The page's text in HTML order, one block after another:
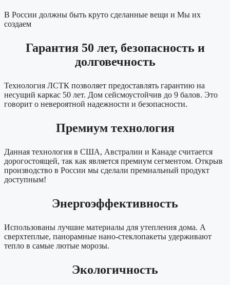
В России должны быть круто сделанные вещи и Мы их
создаем
Гарантия 50 лет, безопасность и
долговечность
Технология ЛСТК позволяет предоставлять гарантию на
несущий каркас 50 лет. Дом сейсмоустойчив до 9 балов. Это
говорит о невероятной надежности и безопасности.
Премиум технология
Данная технология в США, Австралии и Канаде считается
дорогостоящей, так как является премиум сегментом. Открыв
производство в России мы сделали премиальный продукт
доступным!
Энергоэффективность
Использованы лучшие материалы для утепления дома. А
сверхтеплые, панорамные нано-стеклопакеты удерживают
тепло в самые лютые морозы.
Экологичность